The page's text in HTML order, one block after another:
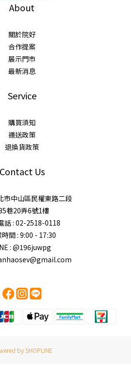
About
關於院好
合作提案
展示門市
最新消息
Service
購買須知
運送政策
退換貨政策
Contact Us
市中山區民權東路二段
巷20弄6號1樓
話 : 02-2518-0118
間 : 9:00 - 17:30
: @196juwpg
by SHOPLINE